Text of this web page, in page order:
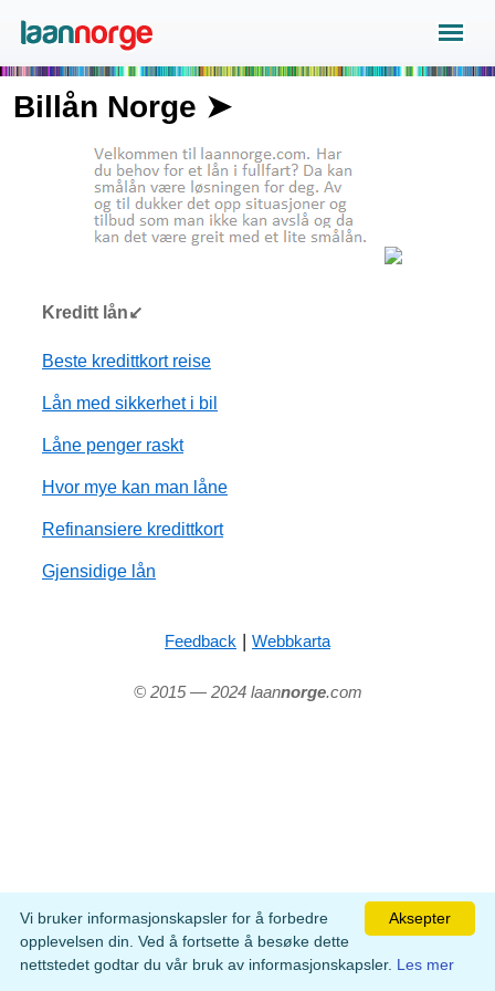
Billån Norge ➤
Kreditt lån↙
Beste kredittkort reise
Lån med sikkerhet i bil
Låne penger raskt
Hvor mye kan man låne
Refinansiere kredittkort
Gjensidige lån
Feedback | Webbkarta
© 2015 — 2024 laannorge.com
Aksepter
Vi bruker informasjonskapsler for å forbedre
opplevelsen din. Ved å fortsette å besøke dette
nettstedet godtar du vår bruk av informasjonskapsler. Les mer